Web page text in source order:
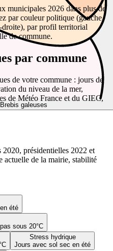
Brebis galeuses
été
sous 20°C
Stress hydrique
Jours avec sol sec en été
municipales 2026 dans plus de
par couleur politique (gauche,
droite), par profil territorial
de commune.
par commune
de votre commune : jours de
du niveau de la mer,
de Météo France et du GIEC,
2020, présidentielles 2022 et
de la mairie, stabilité